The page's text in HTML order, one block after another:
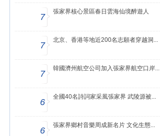
7
張家界核心景區春日雲海仙境醉遊人
7
北京、香港等地近200名志願者穿越洞...
7
韓國濟州航空公司加入張家界航空口岸...
6
全國40名詩詞家采風張家界 武陵源被...
6
張家界鄉村音樂周成新名片 文化生態...